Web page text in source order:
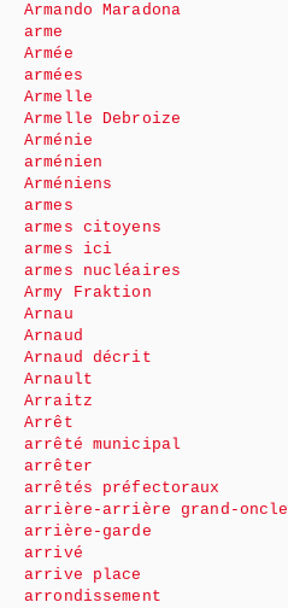
Armando Maradona
arme
Armée
armées
Armelle
Armelle Debroize
Arménie
arménien
Arméniens
armes
armes citoyens
armes ici
armes nucléaires
Army Fraktion
Arnau
Arnaud
Arnaud décrit
Arnault
Arraitz
Arrêt
arrêté municipal
arrêter
arrêtés préfectoraux
arrière-arrière grand-oncle
arrière-garde
arrivé
arrive place
arrondissement